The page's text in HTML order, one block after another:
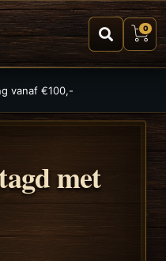
0
puzzels en TCGs
met